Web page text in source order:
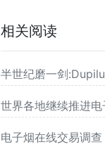
相关阅读
半世纪磨一剑
世界各地继续推进电
电子烟在线交易调